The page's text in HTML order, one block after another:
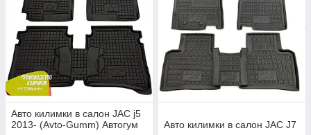
Авто килимки в салон JAC j5
2013- (Avto-Gumm) Автогум
Авто килимки в салон JAC J7